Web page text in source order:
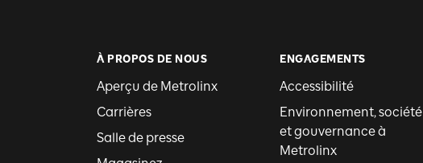
À PROPOS DE NOUS
Aperçu de Metrolinx
Carrières
Salle de presse
ENGAGEMENTS
Accessibilité
Environnement, société
et gouvernance à
Metrolinx